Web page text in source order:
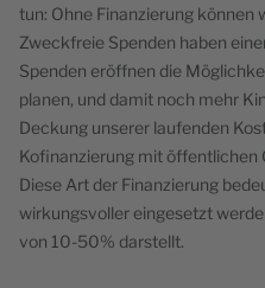
tun: Ohne Finanzierung können
Zweckfreie Spenden haben
Spenden eröffnen die
planen, und damit noch mehr
Deckung unserer laufenden
Kofinanzierung mit öffentlichen
Diese Art der Finanzierung
wirkungsvoller eingesetzt
von 10-50% darstellt.